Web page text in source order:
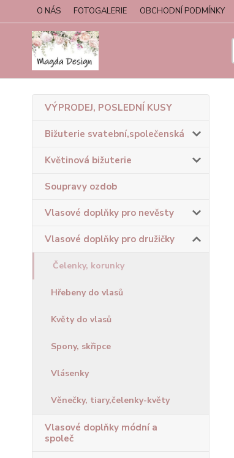
O NÁS FOTOGALERIE OBCHODNÍ PODMÍNKY
VÝPRODEJ, POSLEDNÍ KUSY
Bižuterie svatební,společenská
Květinová bižuterie
Soupravy ozdob
Vlasové doplňky pro nevěsty
Vlasové doplňky pro družičky
Čelenky, korunky
Hřebeny do vlasů
Květy do vlasů
Spony, skřipce
Vlásenky
Věnečky, tiary,čelenky-květy
Vlasové doplňky módní a
společ